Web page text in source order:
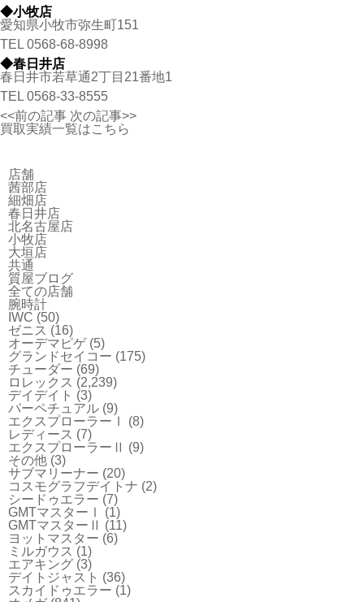
◆小牧店
愛知県小牧市弥生町151
TEL 0568-68-8998
◆春日井店
春日井市若草通2丁目21番地1
TEL 0568-33-8555
<<前の記事 次の記事>>
買取実績一覧はこちら
店舗
茜部店
細畑店
春日井店
北名古屋店
小牧店
大垣店
共通
質屋ブログ
全ての店舗
腕時計
IWC (50)
ゼニス (16)
オーデマピゲ(5)
グランドセイコー (175)
チューダー (69)
ロレックス (2,239)
デイデイト (3)
パーペチュアル (9)
エクスプローラーⅠ
(8)
レディース (7)
エクスプローラーⅡ (9)
その他 (3)
サブマリーナー (20)
コスモグラフデイトナ (2)
シードゥエラー (7)
GMTマスターⅠ
(1)
GMTマスターⅡ (11)
ヨットマスター (6)
ミルガウス (1)
エアキング (3)
デイトジャスト (36)
スカイドゥエラー (1)